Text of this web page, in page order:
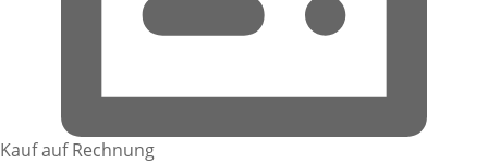
Kauf auf Rechnung